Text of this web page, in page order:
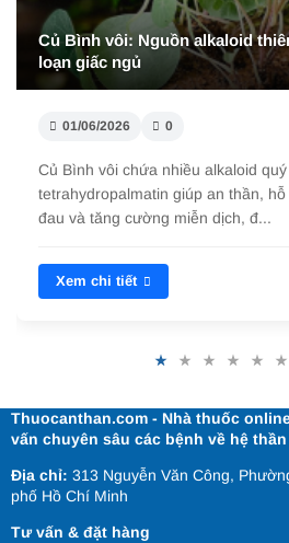
Củ Bình vôi: Nguồn alkaloid
loạn giấc ngủ
01/06/2026 0
Củ Bình vôi chứa nhiều alkaloid
tetrahydropalmatin giúp an thần,
đau và tăng cường miễn dịch, đ...
Xem chi tiết
Thuocanthan.com - Nhà thuốc
vấn chuyên sâu các bệnh về hệ
Địa chỉ: 313 Nguyễn Văn Công,
phố Hồ Chí Minh
Tư vấn & đặt hàng